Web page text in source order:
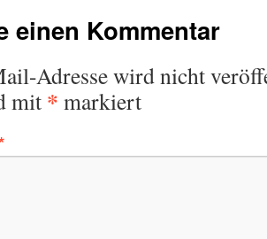
einen Kommentar
Adresse wird nicht
mit * markiert